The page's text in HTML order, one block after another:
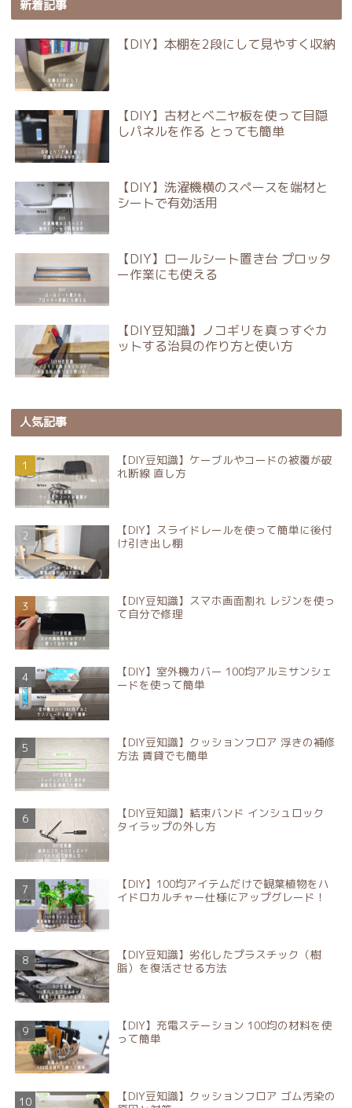
新着記事
【DIY】本棚を2段にして見やすく収納
【DIY】古材とベニヤ板を使って目隠
しパネルを作る とっても簡単
【DIY】洗濯機横のスペースを端材と
シートで有効活用
【DIY】ロールシート置き台 プロッタ
ー作業にも使える
【DIY豆知識】ノコギリを真っすぐカ
ットする治具の作り方と使い方
人気記事
【DIY豆知識】ケーブルやコードの被覆が破
れ断線 直し方
【DIY】スライドレールを使って簡単に後付
け引き出し棚
【DIY豆知識】スマホ画面割れ レジンを使っ
て自分で修理
【DIY】室外機カバー 100均アルミサンシェ
ードを使って簡単
【DIY豆知識】クッションフロア 浮きの補修
方法 賃貸でも簡単
【DIY豆知識】結束バンド インシュロック
タイラップの外し方
【DIY】100均アイテムだけで観葉植物をハ
イドロカルチャー仕様にアップグレード！
【DIY豆知識】劣化したプラスチック（樹
脂）を復活させる方法
【DIY】充電ステーション 100均の材料を使
って簡単
【DIY豆知識】クッションフロア ゴム汚染の